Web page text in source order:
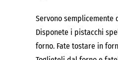
Servono
Disponete i pistacchi
forno. Fate tostare in